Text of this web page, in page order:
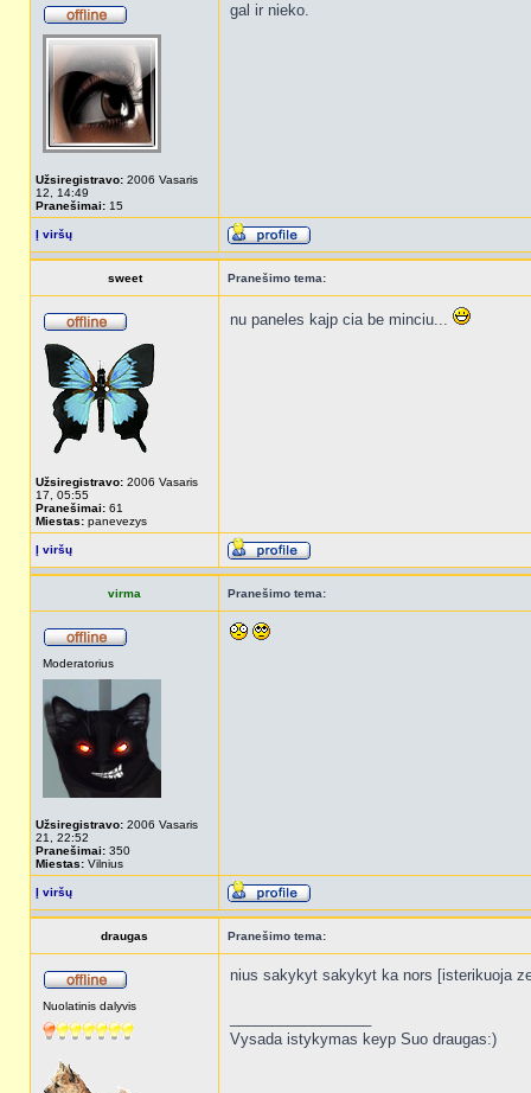
Užsiregistravo: 2006 Vasaris
12, 14:49
Pranešimai: 15
gal ir nieko.
Į viršų
sweet Pranešimo tema:
Užsiregistravo: 2006 Vasaris
17, 05:55
Pranešimai: 61
Miestas: panevezys
nu paneles kajp cia be minciu...
Į viršų
virma Pranešimo tema:
Moderatorius
Užsiregistravo: 2006 Vasaris
21, 22:52
Pranešimai: 350
Miestas: Vilnius
Į viršų
draugas Pranešimo tema:
Nuolatinis dalyvis
nius sakykyt sakykyt ka nors [isterikuoja
Vysada istykymas keyp Suo draugas:)